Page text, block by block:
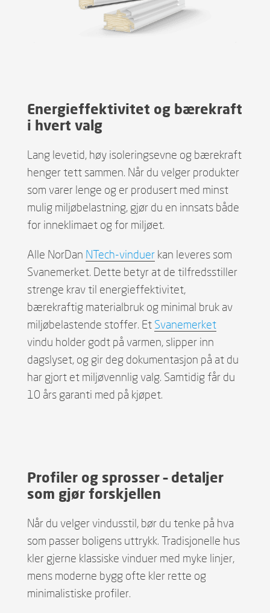
Energieffektivitet og bærekraft
i hvert valg
Lang levetid, høy isoleringsevne og bærekraft
henger tett sammen. Når du velger produkter
som varer lenge og er produsert med minst
mulig miljøbelastning, gjør du en innsats både
for inneklimaet og for miljøet.
Alle NorDan NTech-vinduerkan leveres som
Svanemerket. Dette betyr at de tilfredsstiller
strenge krav til energieffektivitet,
bærekraftig materialbruk og minimal bruk av
miljøbelastende stoffer. Et Svanemerket
vindu holder godt på varmen, slipper inn
dagslyset, og gir deg dokumentasjon på at du
har gjort et miljøvennlig valg. Samtidig får du
10 års garanti med på kjøpet.
Profiler og sprosser – detaljer
som gjør forskjellen
Når du velger vindusstil, bør du tenke på hva
som passer boligens uttrykk. Tradisjonelle hus
kler gjerne klassiske vinduer med myke linjer,
mens moderne bygg ofte kler rette og
minimalistiske profiler.